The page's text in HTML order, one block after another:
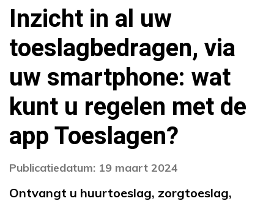
Inzicht in al uw
toeslagbedragen, via
uw smartphone: wat
kunt u regelen met de
app Toeslagen?
Publicatiedatum: 19 maart 2024
Ontvangt u huurtoeslag, zorgtoeslag,